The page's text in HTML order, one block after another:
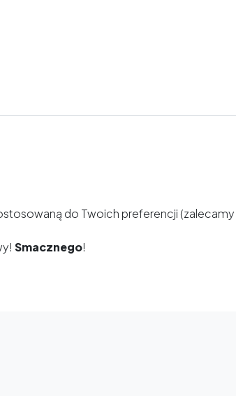
do Twoich preferencji
Smacznego!